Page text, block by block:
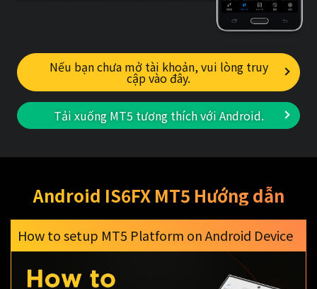
Nếu bạn chưa mở tài khoản, vui lòng truy
cập vào đây.
Tải xuống MT5 tương thích với Android.
Android IS6FX MT5 Hướng dẫn
How to setup MT5 Platform on Android Device